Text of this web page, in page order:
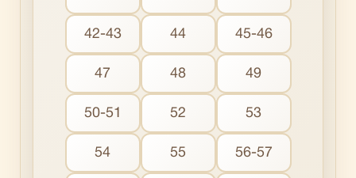
42-43 44 45-46
47 48 49
50-51 52 53
54 55 56-57